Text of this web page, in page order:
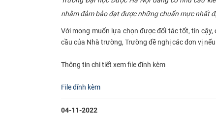
nhằm đảm bảo đạt được những chuẩn mực nhất
Với mong muốn lựa chọn được đối tác tốt, tin cậy,
cầu của Nhà trường, Trường đề nghị các đơn vị
Thông tin chi tiết xem file đính kèm​
File đính kèm
04-11-2022